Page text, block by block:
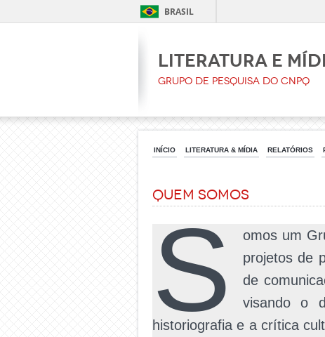
BRASIL
Literatura e
Grupo de pesquisa do CNPq
INÍCIO LITERATURA & MÍDIA RELATÓRIOS
Quem somos
S
omos um
projetos de
de
visando o
historiografia e a crítica